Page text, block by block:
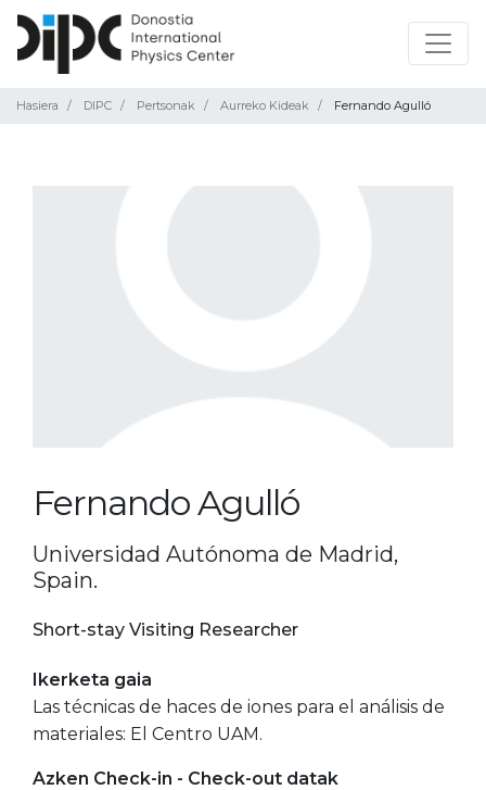
Hasiera DIPC Pertsonak Aurreko Kideak Fernando Agulló
Fernando Agulló
Universidad Autónoma de Madrid,
Spain.
Short-stay Visiting Researcher
Ikerketa gaia
Las técnicas de haces de iones para el análisis de
materiales: El Centro UAM.
Azken Check-in - Check-out datak